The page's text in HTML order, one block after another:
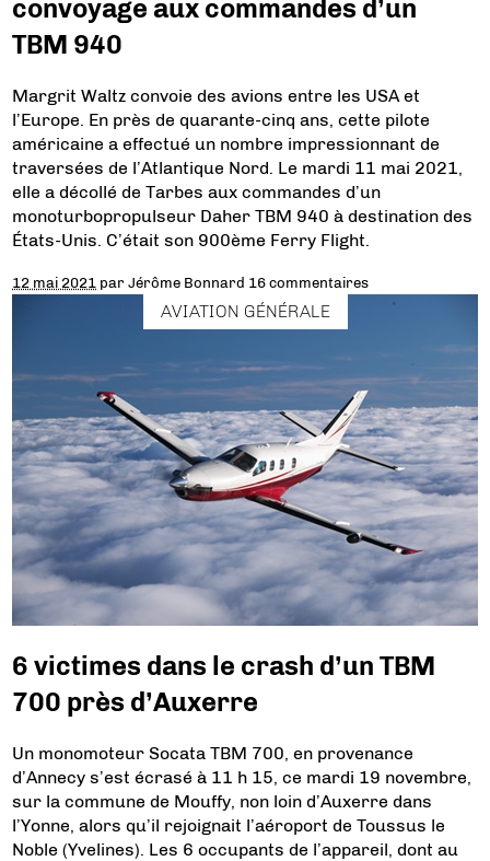
convoyage aux commandes d’un
TBM 940
Margrit Waltz convoie des avions entre les USA et
l’Europe. En près de quarante-cinq ans, cette pilote
américaine a effectué un nombre impressionnant de
traversées de l’Atlantique Nord. Le mardi 11 mai 2021,
elle a décollé de Tarbes aux commandes d’un
monoturbopropulseur Daher TBM 940 à destination des
États-Unis. C’était son 900ème Ferry Flight.
12 mai 2021 parJérôme Bonnard 16 commentaires
AVIATION GÉNÉRALE
6 victimes dans le crash d’un TBM
700 près d’Auxerre
Un monomoteur Socata TBM 700, en provenance
d’Annecy s’est écrasé à 11 h 15, ce mardi 19 novembre,
sur la commune de Mouffy, non loin d’Auxerre dans
l’Yonne, alors qu’il rejoignait l’aéroport de Toussus le
Noble (Yvelines). Les 6 occupants de l’appareil, dont au